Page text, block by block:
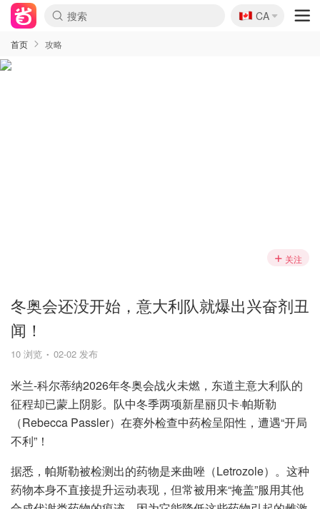
🇨🇦
CA
首页 攻略
关注
冬奥会还没开始，意大利队就爆出兴奋剂丑
闻！
10 浏览 02-02 发布
米兰-科尔蒂纳2026年冬奥会战火未燃，东道主意大利队的
征程却已蒙上阴影。队中冬季两项新星丽贝卡·帕斯勒
（Rebecca Passler）在赛外检查中药检呈阳性，遭遇“开局
不利”！
据悉，帕斯勒被检测出的药物是来曲唑（Letrozole）。这种
药物本身不直接提升运动表现，但常被用来“掩盖”服用其他